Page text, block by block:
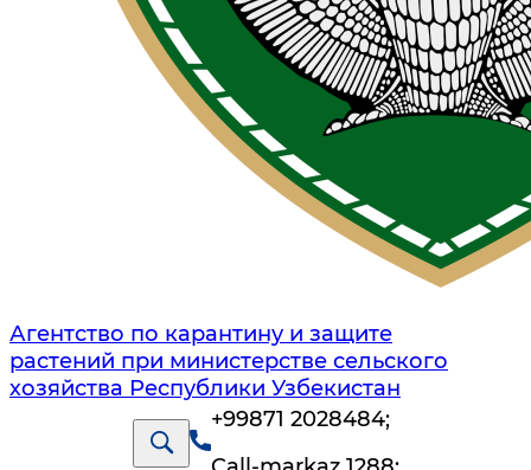
Агентство по карантину и защите
растений при министерстве сельского
хозяйства Республики Узбекистан
+99871 2028484;